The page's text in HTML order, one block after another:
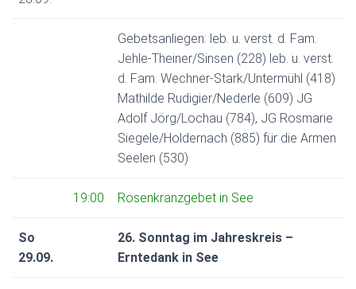
Gebetsanliegen: leb. u. verst. d. Fam.
Jehle-Theiner/Sinsen (228) leb. u. verst.
d. Fam. Wechner-Stark/Untermühl (418)
Mathilde Rudigier/Nederle (609) JG
Adolf Jörg/Lochau (784), JG Rosmarie
Siegele/Holdernach (885) für die Armen
Seelen (530)
19:00 Rosenkranzgebet in See
So
29.09.
26. Sonntag im Jahreskreis –
Erntedank in See